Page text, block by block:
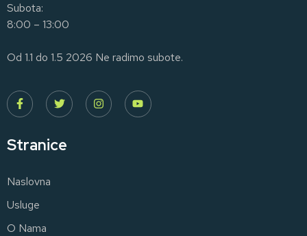
Subota:
8:00 – 13:00
Od 1.1 do 1.5 2026 Ne radimo subote.
Stranice
Naslovna
Usluge
O Nama